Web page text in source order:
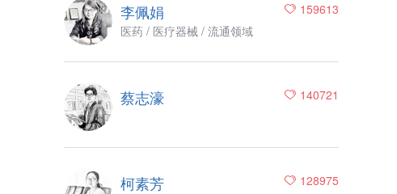
159613
李佩娟
医药 / 医疗器械 / 流通领域
140721
蔡志濠
128975
柯素芳